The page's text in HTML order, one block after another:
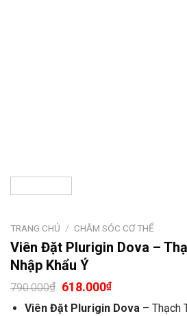
TRANG CHỦ / CHĂM SÓC CƠ THỂ
Viên Đặt Plurigin Dova –
Nhập Khẩu Ý
790.000₫ 618.000₫
Viên Đặt Plurigin Dova – Thạch